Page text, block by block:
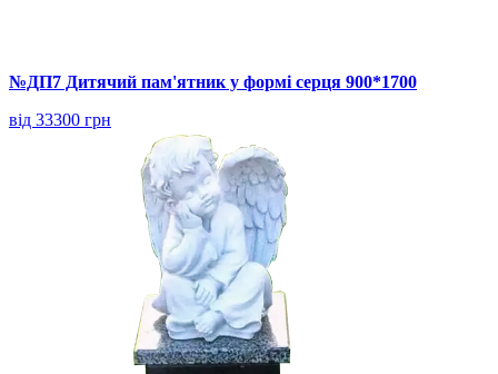
№ДП7 Дитячий пам'ятник у формі серця 900*1700
від 33300 грн